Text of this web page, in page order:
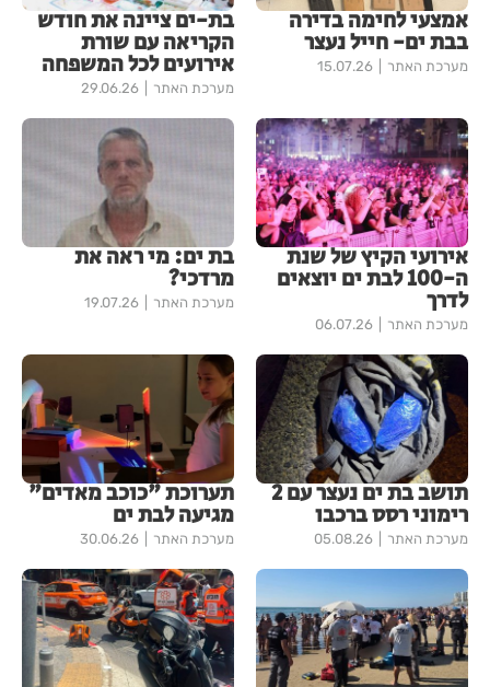
אמצעי לחימה בדירה
בבת ים- חייל נעצר
מערכת האתר 15.07.26
בת-ים ציינה את חודש
הקריאה עם שורת
אירועים לכל המשפחה
מערכת האתר 29.06.26
אירועי הקיץ של שנת
ה-100 לבת ים יוצאים
לדרך
מערכת האתר 06.07.26
בת ים: מי ראה את
מרדכי?
מערכת האתר 19.07.26
תושב בת ים נעצר עם 2
רימוני רסס ברכבו
מערכת האתר 05.08.26
תערוכת "כוכב מאדים"
מגיעה לבת ים
מערכת האתר 30.06.26